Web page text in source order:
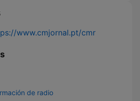
www.cmjornal.pt/cmr
de radio